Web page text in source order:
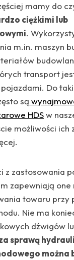
mamy do
ciężkimi lub
.
m.in. maszyn
transport
Do
są
HDSw
możliwości ich
z zastosowania
zapewniają one
towaru przy
Nie ma
dźwigów
sprawą
można